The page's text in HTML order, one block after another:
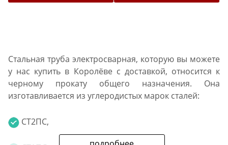
Стальная труба электросварная, которую вы можете
у нас купить в Королёве с доставкой, относится к
черному прокату общего назначения. Она
изготавливается из углеродистых марок сталей:
СТ2ПС,